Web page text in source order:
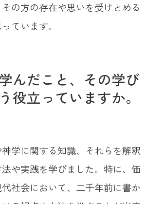
の方の存在や思いを受けとめる
ています。
んだこと、その学び
役立っていますか。
学に関する知識、それらを解釈
や実践を学びました。特に、価
社会において、二千年前に書か